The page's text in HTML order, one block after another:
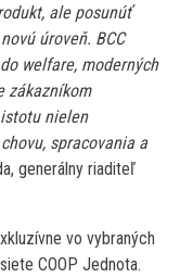
ale posunúť
úroveň. BCC
welfare, moderných
zákazníkom
nielen
spracovania a
generálny riaditeľ
vo vybraných
COOP Jednota.